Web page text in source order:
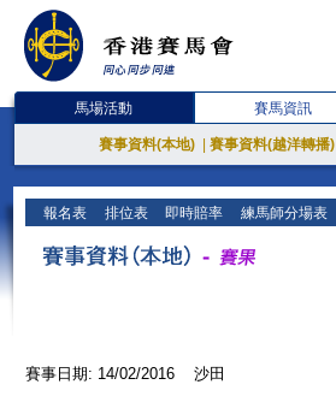
馬場活動 賽馬資訊
賽事資料(本地) 賽事資料(越洋轉播)
報名表 排位表 即時賠率 練馬師分場表
賽事日期: 14/02/2016 沙田